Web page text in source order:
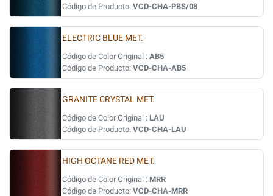
Código de Producto: VCD-CHA-PBS/08
ELECTRIC BLUE MET.
Código de Color Original : AB5
Código de Producto: VCD-CHA-AB5
GRANITE CRYSTAL MET.
Código de Color Original : LAU
Código de Producto: VCD-CHA-LAU
HIGH OCTANE RED MET.
Código de Color Original : MRR
Código de Producto: VCD-CHA-MRR